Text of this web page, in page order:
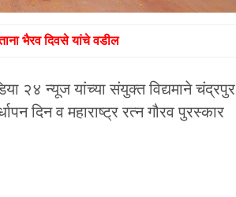
भैरव दिवसे यांचे वडील
२४ न्यूज यांच्या संयुक्त विद्यमाने चंद्रपुर
दिन व महाराष्ट्र रत्न गौरव पुरस्कार